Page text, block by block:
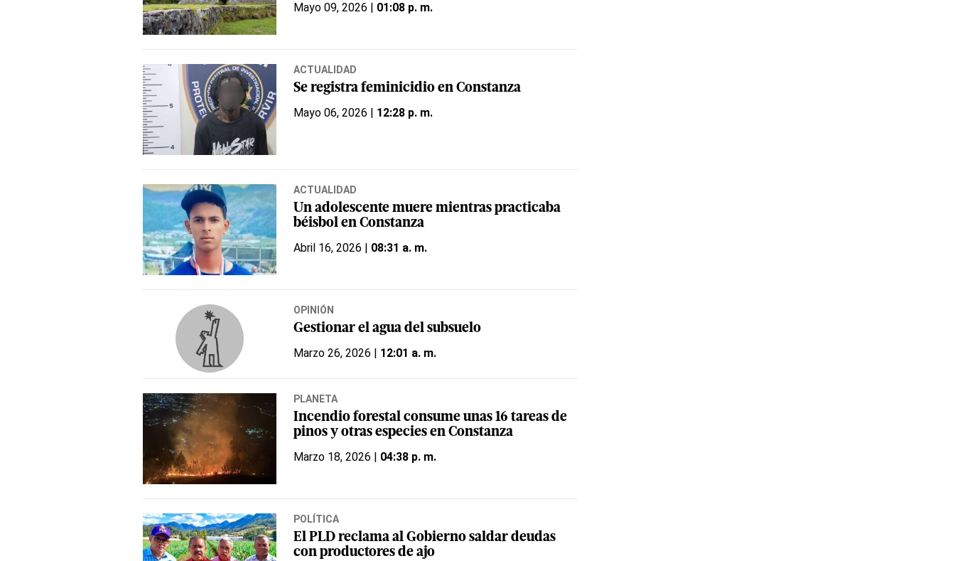
Mayo 09, 2026 | 01:08 p. m.
ACTUALIDAD
Se registra feminicidio en Constanza
Mayo 06, 2026 | 12:28 p. m.
ACTUALIDAD
Un adolescente muere mientras practicaba
béisbol en Constanza
Abril 16, 2026 | 08:31 a. m.
OPINIÓN
Gestionar el agua del subsuelo
Marzo 26, 2026 | 12:01 a. m.
PLANETA
Incendio forestal consume unas 16 tareas de
pinos y otras especies en Constanza
Marzo 18, 2026 | 04:38 p. m.
POLÍTICA
El PLD reclama al Gobierno saldar deudas
con productores de ajo